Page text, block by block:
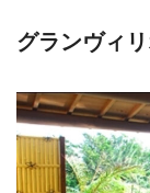
グランヴィ